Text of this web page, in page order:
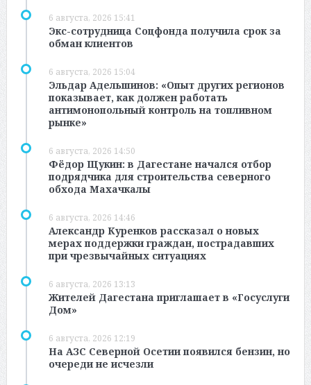
6 августа, 2026 15:41
Экс-сотрудница Соцфонда получила срок за
обман клиентов
6 августа, 2026 15:04
Эльдар Адельшинов: «Опыт других регионов
показывает, как должен работать
антимонопольный контроль на топливном
рынке»
6 августа, 2026 14:50
Фёдор Щукин: в Дагестане начался отбор
подрядчика для строительства северного
обхода Махачкалы
6 августа, 2026 14:46
Александр Куренков рассказал о новых
мерах поддержки граждан, пострадавших
при чрезвычайных ситуациях
6 августа, 2026 13:13
Жителей Дагестана приглашает в «Госуслуги
Дом»
6 августа, 2026 12:19
На АЗС Северной Осетии появился бензин, но
очереди не исчезли